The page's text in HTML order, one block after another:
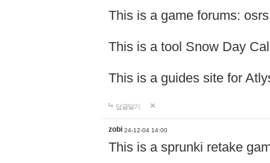
This is a game forums:
This is a tool Snow Day
This is a guides site for
답글달기
zobi 24-12-04 14:00
This is a sprunki retake